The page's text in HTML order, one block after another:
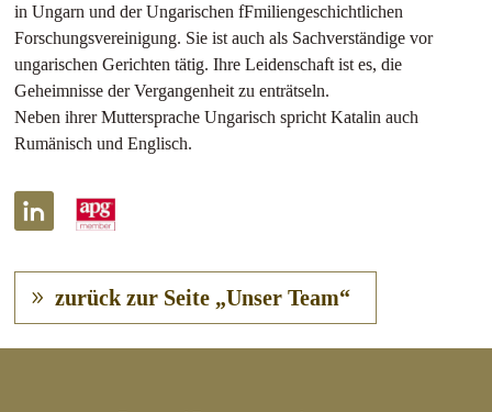
in Ungarn und der Ungarischen fFmiliengeschichtlichen
Forschungsvereinigung. Sie ist auch als Sachverständige vor
ungarischen Gerichten tätig. Ihre Leidenschaft ist es, die
Geheimnisse der Vergangenheit zu enträtseln.
Neben ihrer Muttersprache Ungarisch spricht Katalin auch
Rumänisch und Englisch.
zurück zur Seite „Unser Team“